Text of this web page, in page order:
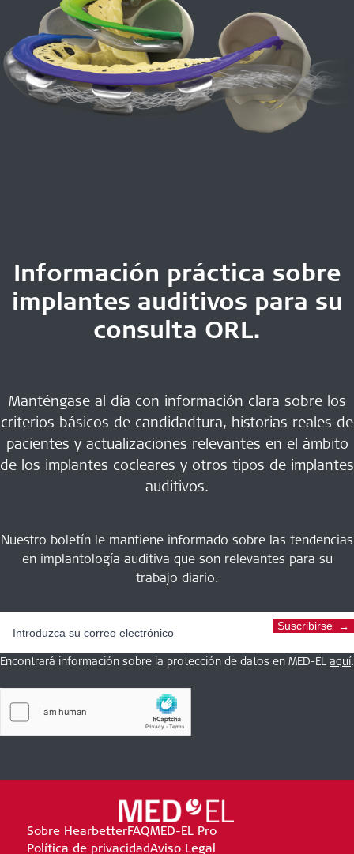
Información práctica sobre
implantes auditivos para su
consulta ORL.
Manténgase al día con información clara sobre los
criterios básicos de candidadtura, historias reales de
pacientes y actualizaciones relevantes en el ámbito
de los implantes cocleares y otros tipos de implantes
auditivos.
Nuestro boletín le mantiene informado sobre las tendencias
en implantología auditiva que son relevantes para su
trabajo diario.
Suscribirse
Encontrará información sobre la protección de datos en MED-EL aquí.
Sobre HearbetterFAQMED-EL Pro
Política de privacidadAviso Legal